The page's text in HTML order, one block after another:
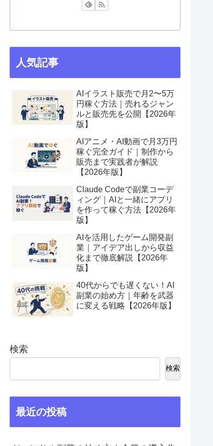
人気記事
AIイラスト販売で月2〜5万
円稼ぐ方法｜売れるジャン
ルと販売先を公開【2026年
版】
AIアニメ・AI動画で月3万円
稼ぐ完全ガイド｜制作から
販売まで実践者が解説
【2026年版】
Claude Codeで副業コーデ
ィング｜AIと一緒にアプリ
を作って稼ぐ方法【2026年
版】
AIを活用したゲーム開発副
業｜アイデア出しから収益
化まで徹底解説【2026年
版】
40代からでも遅くない！AI
副業の始め方｜年齢を武器
に変える戦略【2026年版】
検索
検索
最近の投稿